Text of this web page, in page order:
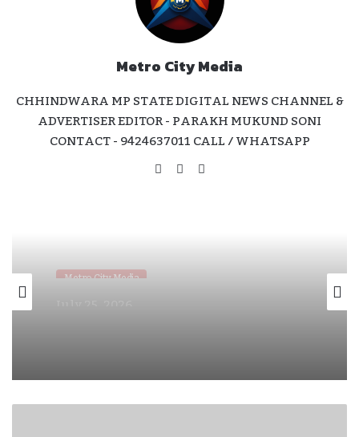
Metro City Media
CHHINDWARA MP STATE DIGITAL NEWS CHANNEL &
ADVERTISER EDITOR - PARAKH MUKUND SONI
CONTACT - 9424637011 CALL / WHATSAPP
WebsiteFacebook
Metro City Media